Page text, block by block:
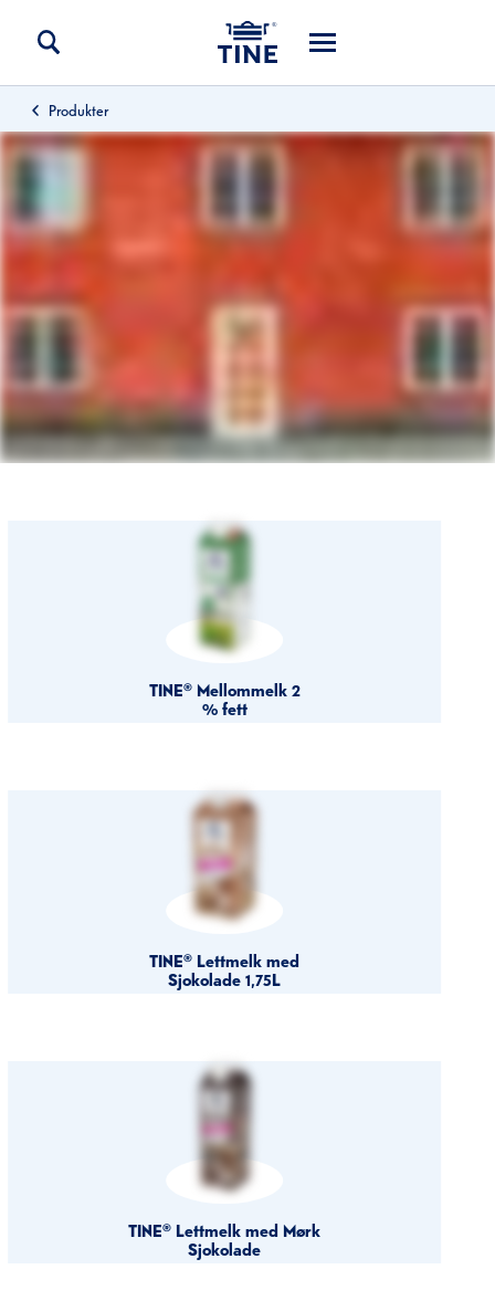
Produkter
TINE® Mellommelk 2
% fett
TINE® Lettmelk med
Sjokolade 1,75L
TINE® Lettmelk med Mørk
Sjokolade